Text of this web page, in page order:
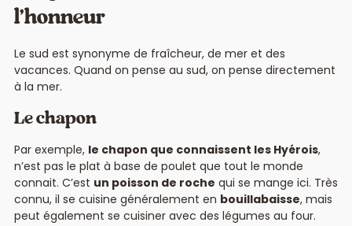
l’honneur
Le sud est synonyme de fraîcheur, de mer et des
vacances. Quand on pense au sud, on pense directement
à la mer.
Le chapon
Par exemple, le chapon que connaissent les Hyérois,
n’est pas le plat à base de poulet que tout le monde
connait. C’est un poisson de roche qui se mange ici. Très
connu, il se cuisine généralement en bouillabaisse, mais
peut également se cuisiner avec des légumes au four.